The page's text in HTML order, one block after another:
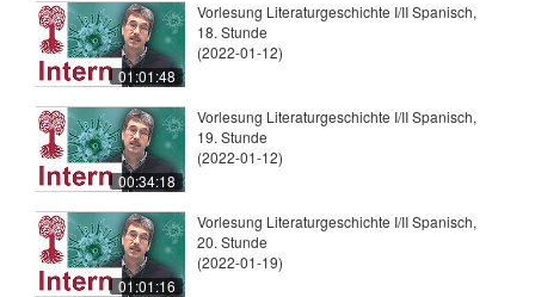
01:01:48
Vorlesung Literaturgeschichte I/II Spanisch,
18. Stunde
(2022-01-12)
00:34:18
Vorlesung Literaturgeschichte I/II Spanisch,
19. Stunde
(2022-01-12)
01:01:16
Vorlesung Literaturgeschichte I/II Spanisch,
20. Stunde
(2022-01-19)